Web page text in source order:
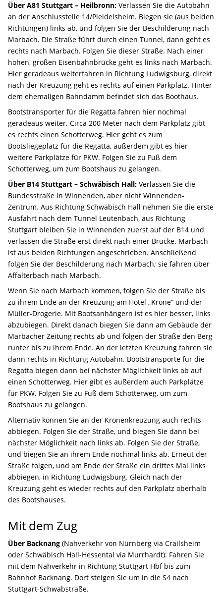
Über A81 Stuttgart – Heilbronn: Verlassen Sie die Autobahn
an der Anschlusstelle 14/Pleidelsheim. Biegen sie (aus beiden
Richtungen) links ab, und folgen Sie der Beschilderung nach
Marbach. Die Straße führt durch einen Tunnel, dann geht es
rechts nach Marbach. Folgen Sie dieser Straße. Nach einer
hohen, großen Eisenbahnbrücke geht es links nach Marbach.
Hier geradeaus weiterfahren in Richtung Ludwigsburg, direkt
nach der Kreuzung geht es rechts auf einen Parkplatz. Hinter
dem ehemaligen Bahndamm befindet sich das Boothaus.
Bootstransporter für die Regatta fahren hier nochmal
geradeaus weiter. Circa 200 Meter nach dem Parkplatz gibt
es rechts einen Schotterweg. Hier geht es zum
Bootsliegeplatz für die Regatta, außerdem gibt es hier
weitere Parkplätze für PKW. Folgen Sie zu Fuß dem
Schotterweg, um zum Bootshaus zu gelangen.
Über B14 Stuttgart – Schwäbisch Hall: Verlassen Sie die
Bundesstraße in Winnenden, aber nicht Winnenden-
Zentrum. Aus Richtung Schwäbisch Hall nehmen Sie die erste
Ausfahrt nach dem Tunnel Leutenbach, aus Richtung
Stuttgart bleiben Sie in Winnenden zuerst auf der B14 und
verlassen die Straße erst direkt nach einer Brücke. Marbach
ist aus beiden Richtungen angeschrieben. Anschließend
folgen Sie der Beschilderung nach Marbach; sie fahren über
Affalterbach nach Marbach.
Wenn Sie nach Marbach kommen, folgen Sie der Straße bis
zu ihrem Ende an der Kreuzung am Hotel „Krone“ und der
Müller-Drogerie. Mit Bootsanhängern ist es hier besser, links
abzubiegen. Direkt danach biegen Sie dann am Gebäude der
Marbacher Zeitung rechts ab und folgen der Straße den Berg
runter bis zu ihrem Ende. An der letzten Kreuzung fahren sie
dann rechts in Richtung Autobahn. Bootstransporte für die
Regatta biegen dann bei nächster Möglichkeit links ab auf
einen Schotterweg. Hier gibt es außerdem auch Parkplätze
für PKW. Folgen Sie zu Fuß dem Schotterweg, um zum
Bootshaus zu gelangen.
Alternativ können Sie an der Kronenkreuzung auch rechts
abbiegen. Folgen Sie der Straße, und biegen Sie dann bei
nächster Möglichkeit nach links ab. Folgen Sie der Straße,
und biegen Sie an ihrem Ende nochmal links ab. Erneut der
Straße folgen, und am Ende der Straße ein drittes Mal links
abbiegen, in Richtung Ludwigsburg. Gleich nach der
Kreuzung geht es wieder rechts auf den Parkplatz oberhalb
des Bootshauses.
Mit dem Zug
Über Backnang (Nahverkehr von Nürnberg via Crailsheim
oder Schwäbisch Hall-Hessental via Murrhardt): Fahren Sie
mit dem Nahverkehr in Richtung Stuttgart Hbf bis zum
Bahnhof Backnang. Dort steigen Sie um in die S4 nach
Stuttgart-Schwabstraße.